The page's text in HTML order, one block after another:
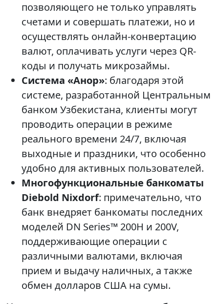
позволяющего не только управлять
счетами и совершать платежи, но и
осуществлять онлайн-конвертацию
валют, оплачивать услуги через QR-
коды и получать микрозаймы.
Система «Анор»: благодаря этой
системе, разработанной Центральным
банком Узбекистана, клиенты могут
проводить операции в режиме
реального времени 24/7, включая
выходные и праздники, что особенно
удобно для активных пользователей.
Многофункциональные банкоматы
Diebold Nixdorf: примечательно, что
банк внедряет банкоматы последних
моделей DN Series™ 200H и 200V,
поддерживающие операции с
различными валютами, включая
прием и выдачу наличных, а также
обмен долларов США на сумы.